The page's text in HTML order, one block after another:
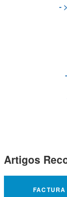
- >
Artigos